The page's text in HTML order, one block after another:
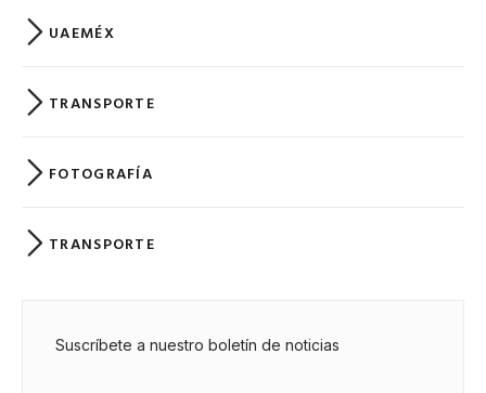
UAEMÉX
TRANSPORTE
FOTOGRAFÍA
TRANSPORTE
Suscríbete a nuestro boletín de noticias